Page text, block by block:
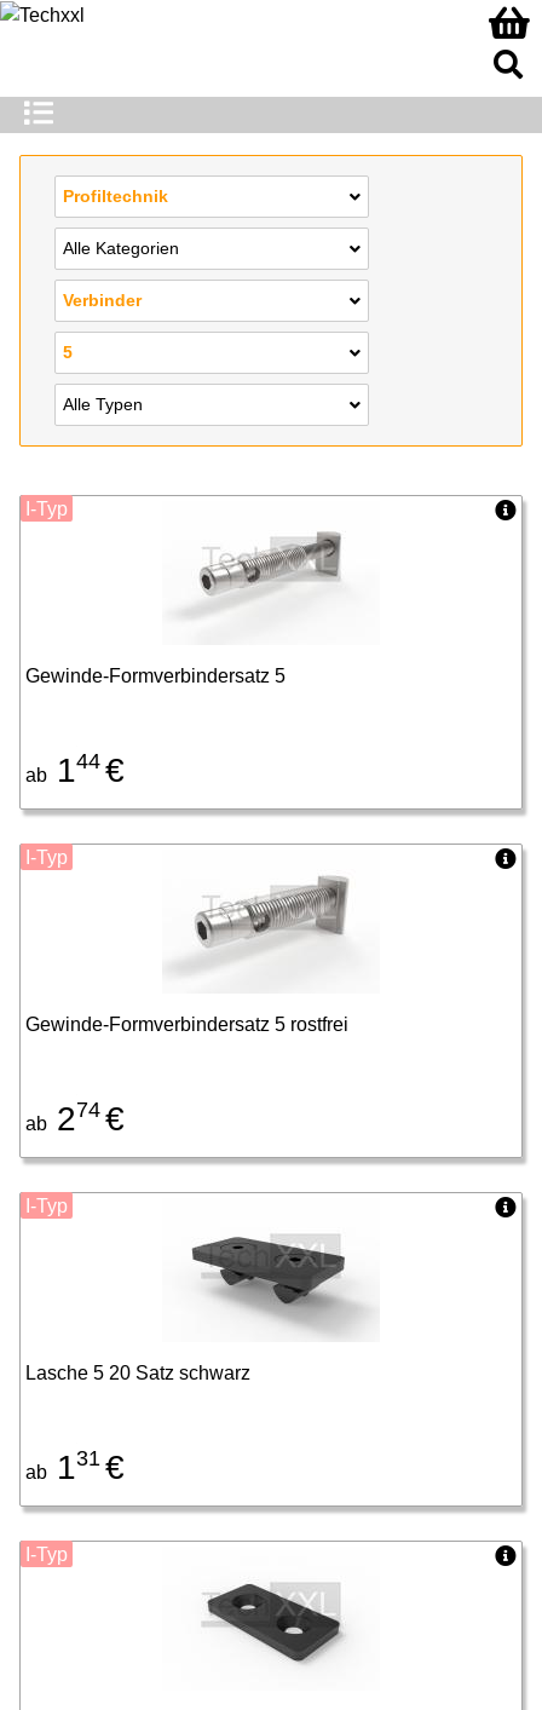
Profiltechnik
Alle Kategorien
Verbinder
5
Alle Typen
Gewinde-Formverbindersatz 5
ab 144 €
I-Typ
Gewinde-Formverbindersatz 5 rostfrei
ab 274 €
I-Typ
Lasche 5 20 Satz schwarz
ab 131 €
I-Typ
I-Typ